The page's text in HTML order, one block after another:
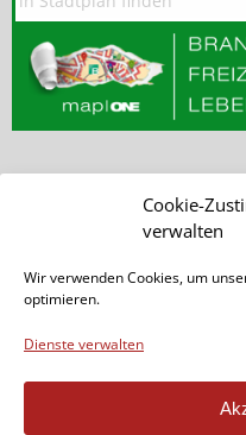
Cookie-
verwalten
Wir verwenden Cookies, um
optimieren.
Dienste verwalten
SEITE DURCHSUCHEN